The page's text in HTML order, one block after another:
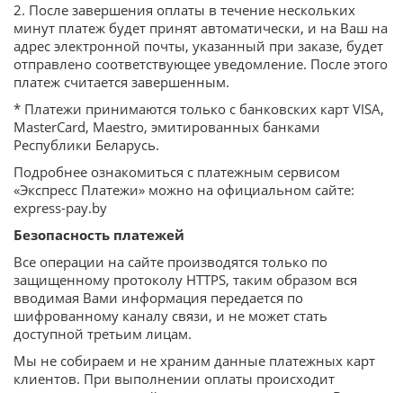
2. После завершения оплаты в течение нескольких
минут платеж будет принят автоматически, и на Ваш на
адрес электронной почты, указанный при заказе, будет
отправлено соответствующее уведомление. После этого
платеж считается завершенным.
* Платежи принимаются только с банковских карт VISA,
MasterCard, Maestro, эмитированных банками
Республики Беларусь.
Подробнее ознакомиться с платежным сервисом
«Экспресс Платежи» можно на официальном сайте:
express-pay.by
Безопасность платежей
Все операции на сайте производятся только по
защищенному протоколу HTTPS, таким образом вся
вводимая Вами информация передается по
шифрованному каналу связи, и не может стать
доступной третьим лицам.
Мы не собираем и не храним данные платежных карт
клиентов. При выполнении оплаты происходит